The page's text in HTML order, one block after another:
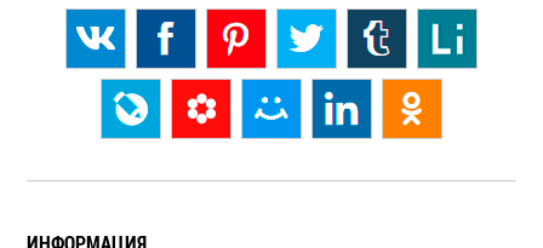
ИНФОРМАЦИЯ